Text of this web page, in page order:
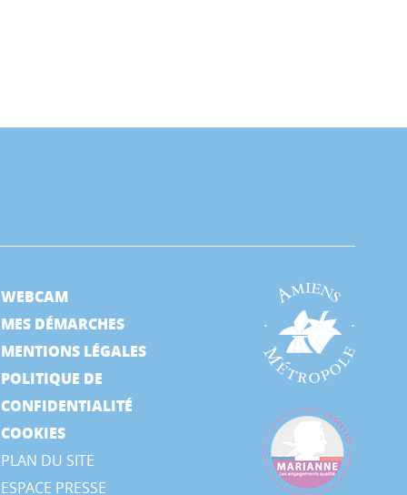
WEBCAM
MES DÉMARCHES
MENTIONS LÉGALES
POLITIQUE DE
CONFIDENTIALITÉ
COOKIES
PLAN DU SITE
ESPACE PRESSE